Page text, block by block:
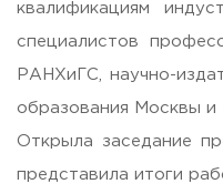
XXX-я
Антимонопольный
квалификациям
специалистов
РАНХиГС, научно-
образования Москвы и
Открыла заседание
представила итоги